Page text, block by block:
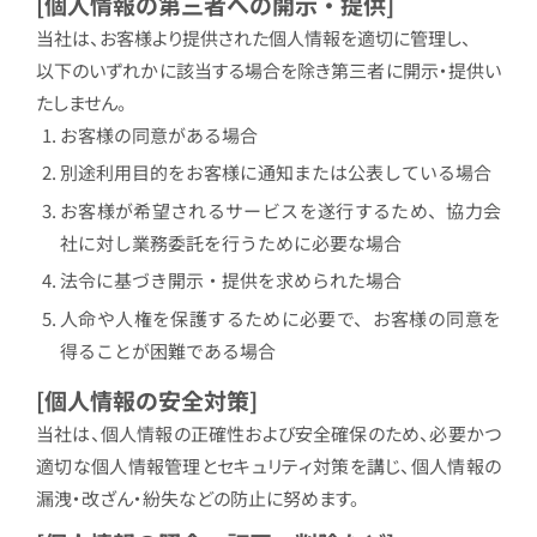
当社は、お客様より提供された個人情報を適切に管理し、
以下のいずれかに該当する場合を除き第三者に開示・提供い
たしません。
お客様の同意がある場合
別途利用目的をお客様に通知または公表している場合
お客様が希望されるサービスを遂行するため、協力会
社に対し業務委託を行うために必要な場合
法令に基づき開示・提供を求められた場合
人命や人権を保護するために必要で、お客様の同意を
得ることが困難である場合
[個人情報の安全対策]
当社は、個人情報の正確性および安全確保のため、必要かつ
適切な個人情報管理とセキュリティ対策を講じ、個人情報の
漏洩・改ざん・紛失などの防止に努めます。